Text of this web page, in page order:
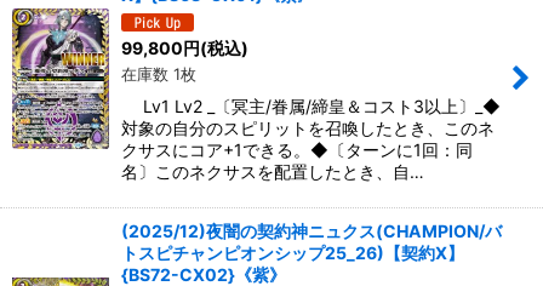
99,800円(税込)
在庫数 1枚
Lv1 Lv2 _〔冥主/眷属/締皇＆コスト3以上〕_◆
対象の自分のスピリットを召喚したとき、このネ
クサスにコア+1できる。◆〔ターンに1回：同
名〕このネクサスを配置したとき、自…
(2025/12)夜闇の契約神ニュクス(CHAMPION/バ
トスピチャンピオンシップ25_26)【契約X】
{BS72-CX02}《紫》